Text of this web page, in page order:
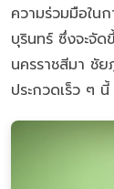
ความร่วมมือใน
บุรินทร์ ซึ่งจะจั
นครราชสีมา ชั
ประกวดเร็ว ๆ นี้